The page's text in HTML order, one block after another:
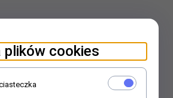
plików cookies